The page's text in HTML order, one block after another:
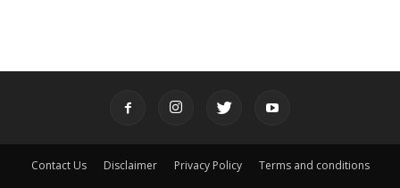
Contact Us Disclaimer Privacy Policy Terms and conditions